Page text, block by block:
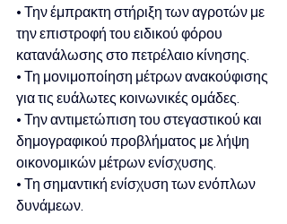
• Την έμπρακτη στήριξη των αγροτών με
την επιστροφή του ειδικού φόρου
κατανάλωσης στο πετρέλαιο κίνησης.
• Τη μονιμοποίηση μέτρων ανακούφισης
για τις ευάλωτες κοινωνικές ομάδες.
• Την αντιμετώπιση του στεγαστικού και
δημογραφικού προβλήματος με λήψη
οικονομικών μέτρων ενίσχυσης.
• Τη σημαντική ενίσχυση των ενόπλων
δυνάμεων.